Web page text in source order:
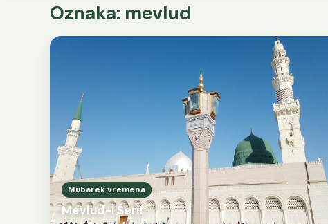
Oznaka: mevlud
Mubarek vremena
Mevlud-i Šerif